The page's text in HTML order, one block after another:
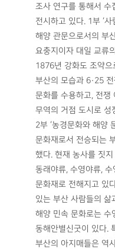
조사 연구를 통해서
전시하고 있다. 1부 ‘
해양 관문으로서의 부
요충지이자 대일 교류
1876년 강화도 조약으
부산의 모습과 6·25
문화를 수용하고, 전쟁
무역의 거점 도시로 성
2부 ‘농경문화와 해양
문화재로서 전승되는
했다. 현재 농사를 짓
동래야류, 수영야류,
문화재로 전해지고 있
있는 부산 사람들의 삶
해양 민속 문화로는 수
동해안별신굿이 있다.
부산의 아지매들은 역